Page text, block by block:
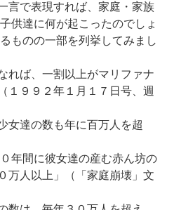
言で表現すれば、家庭・家族
供達に何が起こったのでしょ
ものの一部を列挙してみまし
れば、一割以上がマリファナ
１９９２年１月１７日号、週
女達の数も年に百万人を超
年間に彼女達の産む赤ん坊の
万人以上」（「家庭崩壊」文